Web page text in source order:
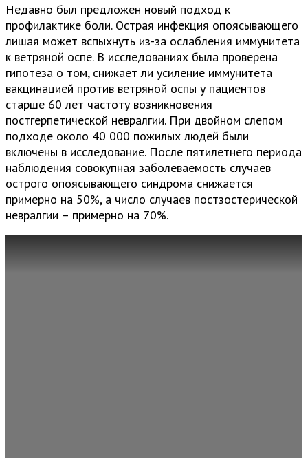
Недавно был предложен новый подход к
профилактике боли. Острая инфекция опоясывающего
лишая может вспыхнуть из-за ослабления иммунитета
к ветряной оспе. В исследованиях была проверена
гипотеза о том, снижает ли усиление иммунитета
вакцинацией против ветряной оспы у пациентов
старше 60 лет частоту возникновения
постгерпетической невралгии. При двойном слепом
подходе около 40 000 пожилых людей были
включены в исследование. После пятилетнего периода
наблюдения совокупная заболеваемость случаев
острого опоясывающего синдрома снижается
примерно на 50%, а число случаев постзостерической
невралгии – примерно на 70%.